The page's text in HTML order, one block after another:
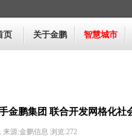
页 关于金鹏 智慧城市
金鹏集团 联合开发网格化社
来源:金鹏信息 浏览:272